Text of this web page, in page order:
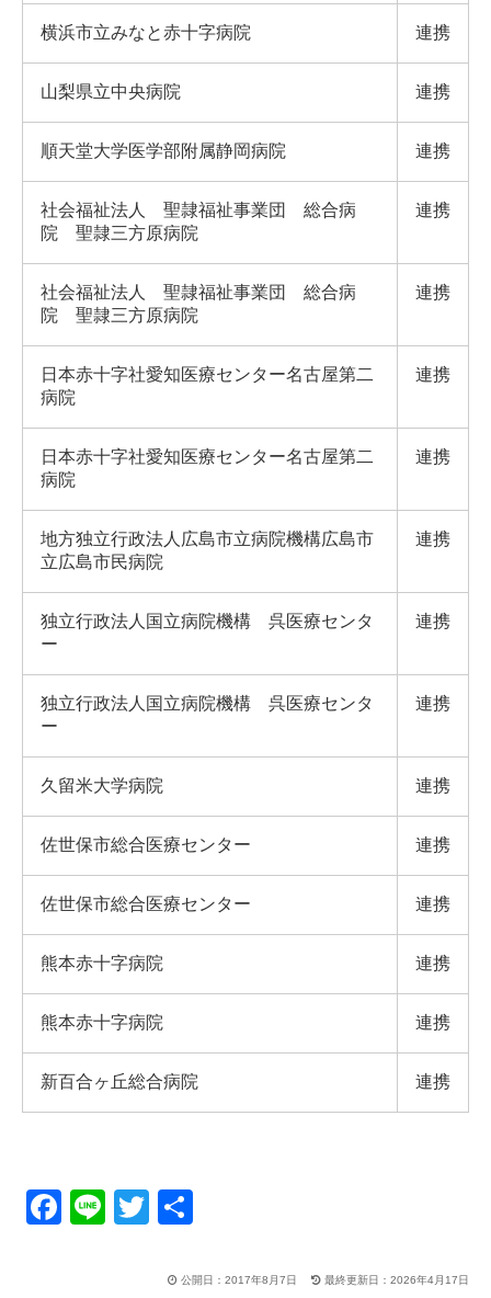
横浜市立みなと赤十字病院 連携
山梨県立中央病院 連携
順天堂大学医学部附属静岡病院 連携
社会福祉法人 聖隷福祉事業団 総合病
院 聖隷三方原病院
連携
社会福祉法人 聖隷福祉事業団 総合病
院 聖隷三方原病院
連携
日本赤十字社愛知医療センター名古屋第二
病院
連携
日本赤十字社愛知医療センター名古屋第二
病院
連携
地方独立行政法人広島市立病院機構広島市
立広島市民病院
連携
独立行政法人国立病院機構 呉医療センタ
ー
連携
独立行政法人国立病院機構 呉医療センタ
ー
連携
久留米大学病院 連携
佐世保市総合医療センター 連携
佐世保市総合医療センター 連携
熊本赤十字病院 連携
熊本赤十字病院 連携
新百合ヶ丘総合病院 連携
F
Li
T
tt
公開日：2017年8月7日 最終更新日：2026年4月17日